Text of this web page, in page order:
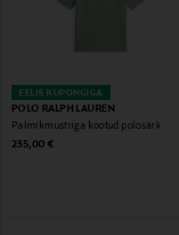
EELIS KUPONGIGA
POLO RALPH LAUREN
Palmikmustriga kootud polosärk
Original Price
235,00 €